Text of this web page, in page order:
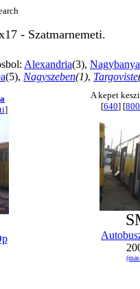
- Szatmarnemeti.
Alexandria(3), Nagybanya
(5), Nagyszeben(1), Targoviste
]
A kepet
[640] [800